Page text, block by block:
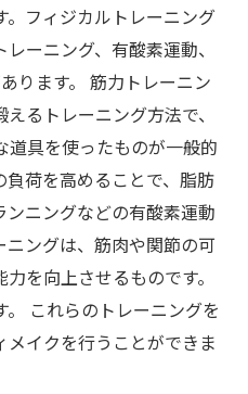
フィジカルトレーニング
ーニング、有酸素運動、
ります。 筋力トレーニン
るトレーニング方法で、
道具を使ったものが一般的
荷を高めることで、脂肪
ニングなどの有酸素運動
ングは、筋肉や関節の可
を向上させるものです。
これらのトレーニングを
イクを行うことができま